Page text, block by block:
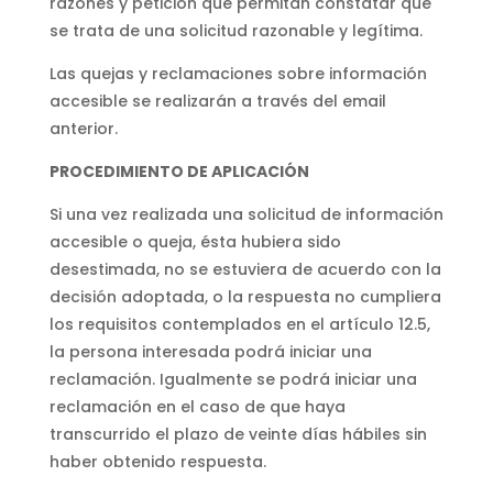
se trata de una solicitud razonable y legítima.
Las quejas y reclamaciones sobre información
accesible se realizarán a través del email
anterior.
PROCEDIMIENTO DE APLICACIÓN
Si una vez realizada una solicitud de información
accesible o queja, ésta hubiera sido
desestimada, no se estuviera de acuerdo con la
decisión adoptada, o la respuesta no cumpliera
los requisitos contemplados en el artículo 12.5,
la persona interesada podrá iniciar una
reclamación. Igualmente se podrá iniciar una
reclamación en el caso de que haya
transcurrido el plazo de veinte días hábiles sin
haber obtenido respuesta.